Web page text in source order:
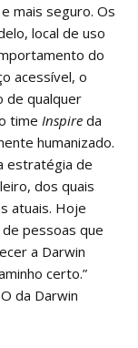
mais seguro. Os
local de uso
do
acessível, o
de qualquer
time Inspire da
humanizado.
estratégia de
dos quais
atuais. Hoje
pessoas que
a Darwin
certo.”
da Darwin